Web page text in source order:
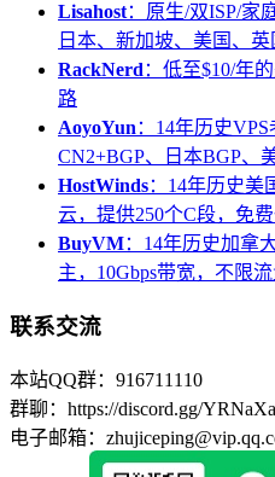
Lisahost：原生/双ISP/家
日本、新加坡、美国、英
RackNerd：低至$10/年
路
AoyoYun：14年历史
CN2+BGP、日本BGP、
HostWinds：14年历史美
云，提供250个C段，免
BuyVM：14年历史加拿
主，10Gbps带宽，不限
联系交流
本站QQ群：916711110
群聊：https://discord.gg/
电子邮箱：